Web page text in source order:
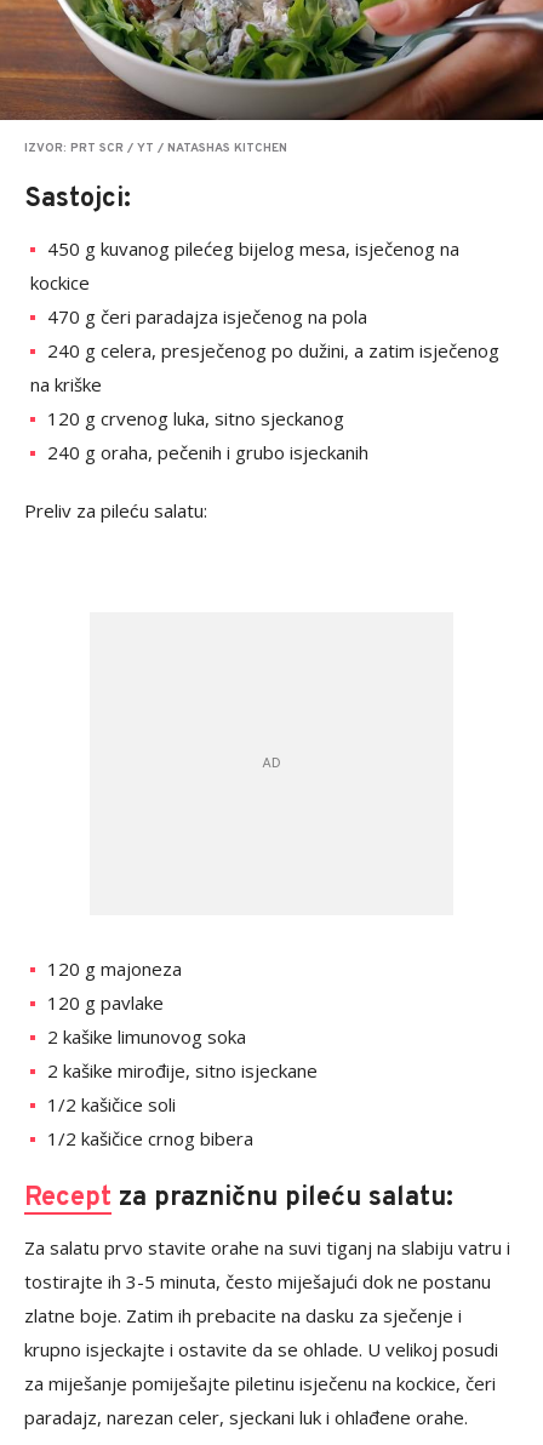
IZVOR: PRT SCR / YT / NATASHAS KITCHEN
Sastojci:
450 g kuvanog pilećeg bijelog mesa, isječenog na
kockice
470 g čeri paradajza isječenog na pola
240 g celera, presječenog po dužini, a zatim isječenog
na kriške
120 g crvenog luka, sitno sjeckanog
240 g oraha, pečenih i grubo isjeckanih
Preliv za pileću salatu:
120 g majoneza
120 g pavlake
2 kašike limunovog soka
2 kašike mirođije, sitno isjeckane
1/2 kašičice soli
1/2 kašičice crnog bibera
Recept za prazničnu pileću salatu:
Za salatu prvo stavite orahe na suvi tiganj na slabiju vatru i
tostirajte ih 3-5 minuta, često miješajući dok ne postanu
zlatne boje. Zatim ih prebacite na dasku za sječenje i
krupno isjeckajte i ostavite da se ohlade. U velikoj posudi
za miješanje pomiješajte piletinu isječenu na kockice, čeri
paradajz, narezan celer, sjeckani luk i ohlađene orahe.